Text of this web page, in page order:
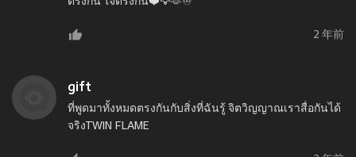
2 年前
gift
ที่พูดมาทั้งหมดตรงกันกับสิ่งที่ฉันรู้ จิตวิญญาณเราสื่อกันได้
จริงTWIN FLAME